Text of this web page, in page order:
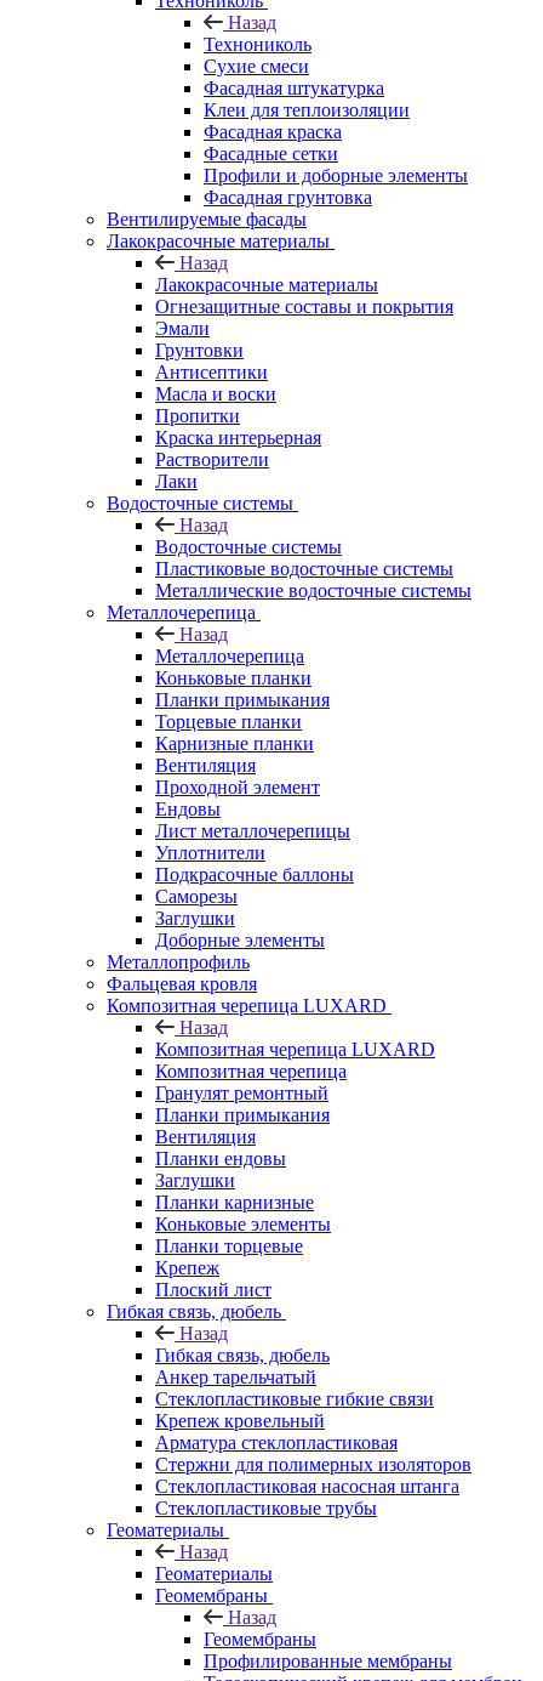
Назад
Технониколь
Сухие смеси
Фасадная штукатурка
Клеи для теплоизоляции
Фасадная краска
Фасадные сетки
Профили и доборные элементы
Фасадная грунтовка
Вентилируемые фасады
Лакокрасочные материалы
Назад
Лакокрасочные материалы
Огнезащитные составы и покрытия
Эмали
Грунтовки
Антисептики
Масла и воски
Пропитки
Краска интерьерная
Растворители
Лаки
Водосточные системы
Назад
Водосточные системы
Пластиковые водосточные системы
Металлические водосточные системы
Металлочерепица
Назад
Металлочерепица
Коньковые планки
Планки примыкания
Торцевые планки
Карнизные планки
Вентиляция
Проходной элемент
Ендовы
Лист металлочерепицы
Уплотнители
Подкрасочные баллоны
Саморезы
Заглушки
Доборные элементы
Металлопрофиль
Фальцевая кровля
Композитная черепица LUXARD
Назад
Композитная черепица LUXARD
Композитная черепица
Гранулят ремонтный
Планки примыкания
Вентиляция
Планки ендовы
Заглушки
Планки карнизные
Коньковые элементы
Планки торцевые
Крепеж
Плоский лист
Гибкая связь, дюбель
Назад
Гибкая связь, дюбель
Анкер тарельчатый
Стеклопластиковые гибкие связи
Крепеж кровельный
Арматура стеклопластиковая
Стержни для полимерных изоляторов
Стеклопластиковая насосная штанга
Стеклопластиковые трубы
Геоматериалы
Назад
Геоматериалы
Геомембраны
Назад
Геомембраны
Профилированные мембраны